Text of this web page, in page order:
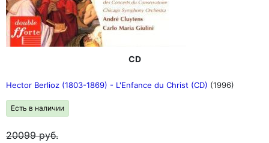
CD
Hector Berlioz (1803-1869) - L'Enfance du Christ (CD) (1996)
Есть в наличии
20099руб.